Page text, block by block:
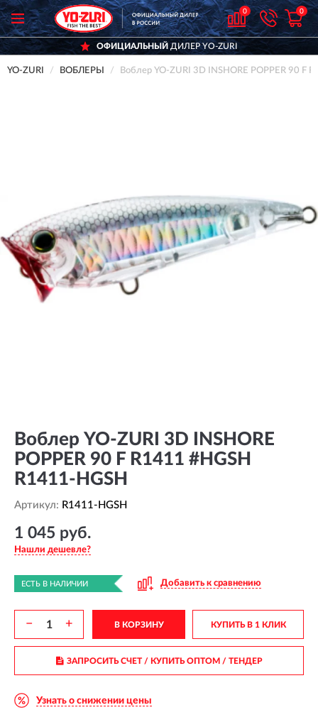
0 0
ОФИЦИАЛЬНЫЙДИЛЕР YO-ZURI
YO-ZURI ВОБЛЕРЫ Воблер YO-ZURI 3D INSHORE POPPER 90 F
Воблер YO-ZURI 3D INSHORE
POPPER 90 F R1411 #HGSH
R1411-HGSH
Артикул: R1411-HGSH
1 045 руб.
Нашли дешевле?
ЕСТЬ В НАЛИЧИИ Добавить к сравнению
− + В КОРЗИНУ КУПИТЬ В 1 КЛИК
ЗАПРОСИТЬ СЧЕТ / КУПИТЬ ОПТОМ/ ТЕНДЕР
Узнать о снижении цены